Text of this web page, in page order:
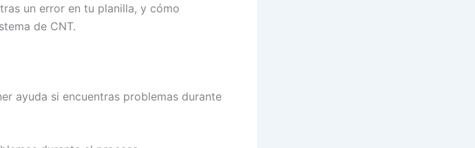
un error en tu planilla, y cómo
de CNT.
ayuda si encuentras problemas durante